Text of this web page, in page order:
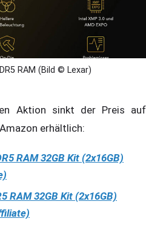
RAM (Bild © Lexar)
Aktion sinkt der Preis auf
erhältlich:
RAM 32GB Kit (2x16GB)
RAM 32GB Kit (2x16GB)